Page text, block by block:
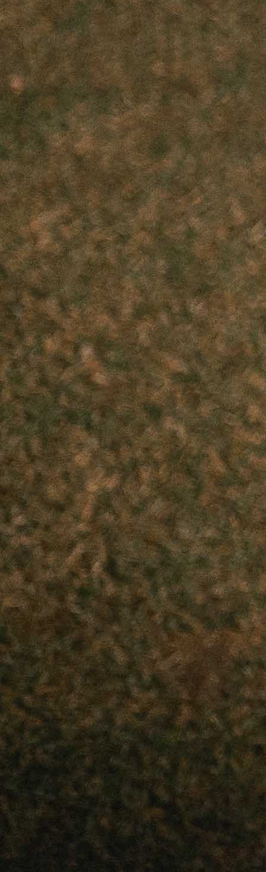
Prva liga Federacije BiH
HNK Čapljina
se nakon pet godina vraća u
federalnih prvoligaša, a veliki dio zasluga za ovaj
pripada sportskom direktoru
Peri Menalu, starijem
reprezentativca
LukeMenala
Čapljina je ove sezone osvojila Drugu ligu FBiH
Jug i tako izborila direktan plasman u Prvu
Federacije BiH. Klub se na taj način vratio tamo
tradiciji i nogometnom imenu pripada, među
klubove federalnog ranga takmičenja.
Pero Menalo je preuzeo važnu ulogu u
segmentu kluba i zajedno s ljudima iz Čapljine
složiti priču koja je donijela rezultat. Sezona je
na najbolji mogući način, osvajanjem prvog
povratkom u viši rang.
Ovaj uspjeh posebno znači navijačima i svim